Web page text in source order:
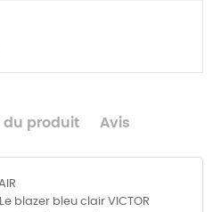
du produit Avis
blazer bleu clair VICTOR